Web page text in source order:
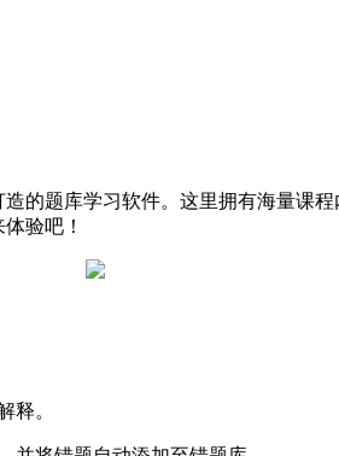
的题库学习软件。这里拥有海量课
验吧！
释。